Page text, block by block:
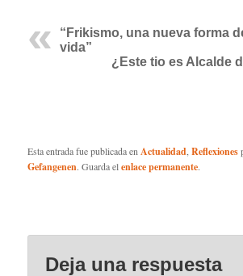
“Frikismo, una nueva forma
vida”
¿Este tio es Alcalde
Esta entrada fue publicada enActualidad,Reflexiones
Gefangenen. Guarda elenlace permanente.
Deja una respuesta